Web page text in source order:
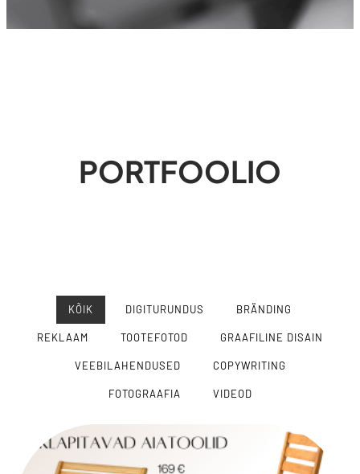
PORTFOOLIO
KÕIK DIGITURUNDUS BRÄNDING
REKLAAM TOOTEFOTOD GRAAFILINE DISAIN
VEEBILAHENDUSED COPYWRITING
FOTOGRAAFIA VIDEOD